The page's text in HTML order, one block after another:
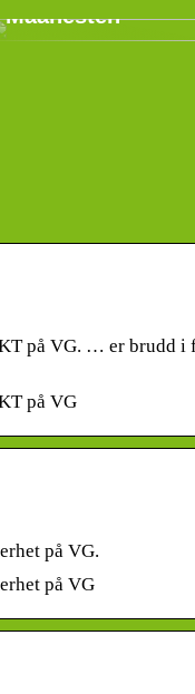
Maanesten
på VG. … er brudd i
på VG
på VG.
på VG